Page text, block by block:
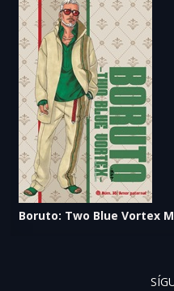
Boruto: Two Blue Vortex